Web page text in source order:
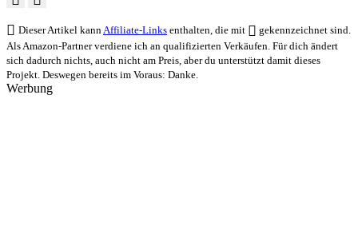
Dieser Artikel kannAffiliate-Links enthalten, die mit
gekennzeichnet sind.
Als Amazon-Partner verdiene ich an qualifizierten Verkäufen. Für dich ändert
sich dadurch nichts, auch nicht am Preis, aber du unterstützt damit dieses
Projekt. Deswegen bereits im Voraus: Danke.
Werbung